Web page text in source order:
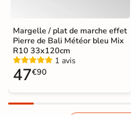
Margelle / plat de marche effet
Pierre de Bali Météor bleu Mix
R10 33x120cm
1 avis
47€90